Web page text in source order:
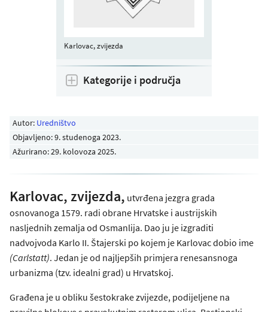
Autor: Uredništvo
Objavljeno:9. studenoga 2023.
Ažurirano: 29. kolovoza 2025.
Karlovac, zvijezda, utvrđena jezgra grada
osnovanoga 1579. radi obrane Hrvatske i austrijskih
nasljednih zemalja od Osmanlija. Dao ju je izgraditi
nadvojvoda Karlo II. Štajerski po kojem je Karlovac dobio ime
(Carlstatt). Jedan je od najljepših primjera renesansnoga
urbanizma (tzv. idealni grad) u Hrvatskoj.
Građena je u obliku šestokrake zvijezde, podijeljene na
Karlovac, zvijezda
Kategorije i područja